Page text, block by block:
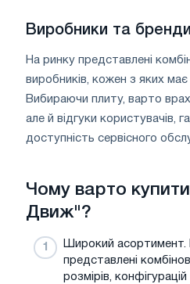
Виробники та бренди
На ринку представлені
виробників, кожен з яких має
Вибираючи плиту, варто
але й відгуки користувачів,
доступність сервісного
Чому варто
Движ"?
Широкий
представлені
розмірів,